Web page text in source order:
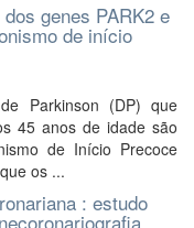
genes PARK2 e
de início
Parkinson (DP) que
45 anos de idade são
de Início Precoce
os ...
: estudo